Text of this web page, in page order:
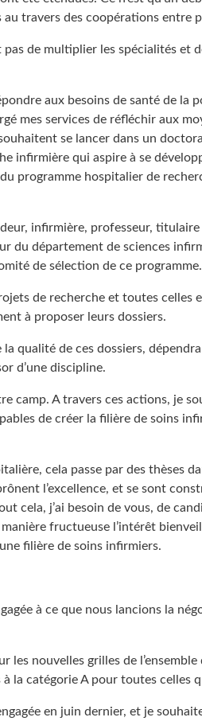
au travers des coopérations entre
pas de multiplier les spécialités et
aux besoins de santé de la
mes services de réfléchir aux
se lancer dans un
infirmière qui aspire à se
programme hospitalier de
infirmière, professeur,
du département de sciences
de sélection de ce programme.
de recherche et toutes celles
à proposer leurs dossiers.
qualité de ces dossiers,
d’une discipline.
camp. A travers ces actions, je
de créer la filière de soins
cela passe par des thèses
l’excellence, et se sont
cela, j’ai besoin de vous, de
fructueuse l’intérêt
filière de soins infirmiers.
à ce que nous lancions la
les nouvelles grilles de
à la catégorie A pour toutes celles
en juin dernier, et je